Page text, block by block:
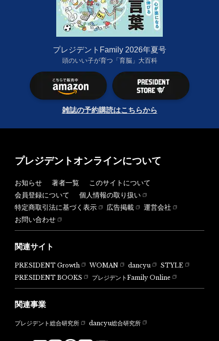
プレジデントFamily 2026年夏号
頭のいい子が育つ「育脳」大百科
雑誌の予約購読はこちらから
プレジデントオンラインについて
お知らせ 著者一覧
このサイトについて
会員登録について
個人情報の取り扱い
特定商取引法に基づく表示
広告掲載
運営会社
お問い合わせ
関連サイト
PRESIDENT Growth WOMAN dancyu
STYLE
PRESIDENT BOOKS
プレジデントFamily Online
関連事業
プレジデント総合研究所 dancyu総合研究所